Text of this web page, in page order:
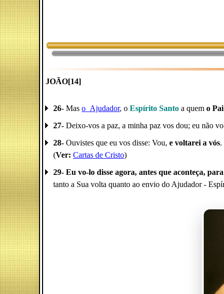
JOÃO[14]
26- Mas o_Ajudador, o Espírito Santo a quem o
27- Deixo-vos a paz, a minha paz vos dou; eu não
28- Ouvistes que eu vos disse: Vou, e voltarei a vós.
(Ver: Cartas de Cristo)
29- Eu vo-lo disse agora, antes que aconteça,
tanto a Sua volta quanto ao envio do Ajudador -